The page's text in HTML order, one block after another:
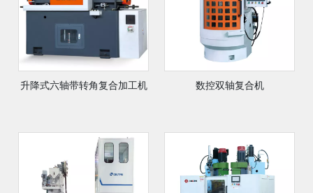
升降式六轴带转角复合加工机 数控双轴复合机